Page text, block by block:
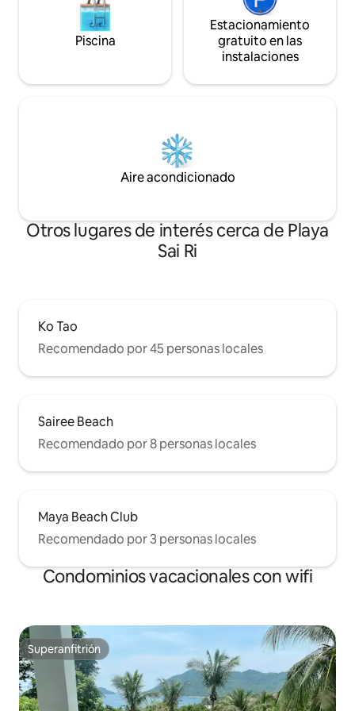
Piscina
Estacionamiento
gratuito en las
instalaciones
Aire acondicionado
Otros lugares de interés cerca de Playa
Sai Ri
Ko Tao
Recomendado por 45 personas locales
Sairee Beach
Recomendado por 8 personas locales
Maya Beach Club
Recomendado por 3 personas locales
Condominios vacacionales con wifi
Superanfitrión
Superanfitrión